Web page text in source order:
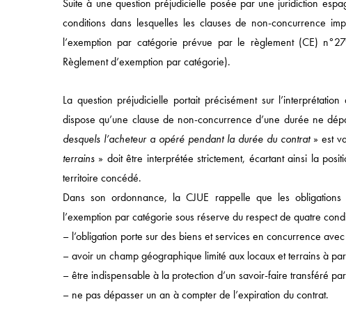
Suite à une question préjudicielle posée par une juridiction
conditions dans lesquelles les clauses de non-concurrence
l’exemption par catégorie prévue par le règlement (CE)
Règlement d’exemption par catégorie).
La question préjudicielle portait précisément sur
dispose qu’une clause de non-concurrence d’une durée ne
desquels l’acheteur a opéré pendant la durée du contrat» est
terrains » doit être interprétée strictement, écartant ainsi la
territoire concédé.
Dans son ordonnance, la CJUE rappelle que les
l’exemption par catégorie sous réserve du respect de quatre
– l’obligation porte sur des biens et services en concurrence
– avoir un champ géographique limité aux locaux et terrains à
– être indispensable à la protection d’un savoir-faire transféré
– ne pas dépasser un an à compter de l’expiration du contrat.
Accès rapide
APPROCHE
COMPÉTENCES
SECTEURS
ÉQUIPES